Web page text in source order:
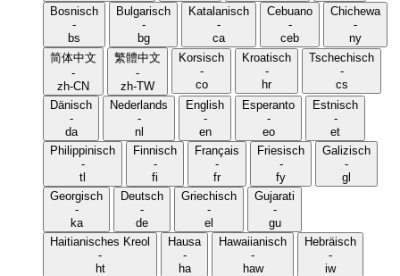
Bosnisch
-
bs
Bulgarisch
-
bg
Katalanisch
-
ca
Cebuano
-
ceb
Chichewa
-
ny
简体中文
-
zh-CN
繁體中文
-
zh-TW
Korsisch
-
co
Kroatisch
-
hr
Tschechisch
-
cs
Dänisch
-
da
Nederlands
-
nl
English
-
en
Esperanto
-
eo
Estnisch
-
et
Philippinisch
-
tl
Finnisch
-
fi
Français
-
fr
Friesisch
-
fy
Galizisch
-
gl
Georgisch
-
ka
Deutsch
-
de
Griechisch
-
el
Gujarati
-
gu
Haitianisches Kreol
-
ht
Hausa
-
ha
Hawaiianisch
-
haw
Hebräisch
-
iw